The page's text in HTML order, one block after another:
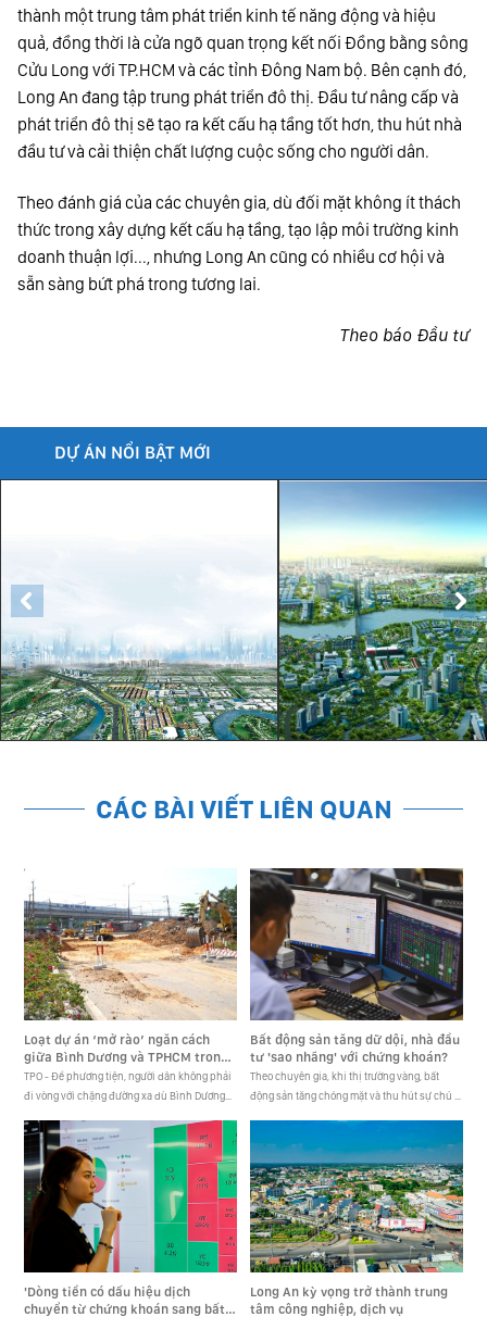
thành một trung tâm phát triển kinh tế năng động và hiệu
quả, đồng thời là cửa ngõ quan trọng kết nối Đồng bằng sông
Cửu Long với TP.HCM và các tỉnh Đông Nam bộ. Bên cạnh đó,
Long An đang tập trung phát triển đô thị. Đầu tư nâng cấp và
phát triển đô thị sẽ tạo ra kết cấu hạ tầng tốt hơn, thu hút nhà
đầu tư và cải thiện chất lượng cuộc sống cho người dân.
Theo đánh giá của các chuyên gia, dù đối mặt không ít thách
thức trong xây dựng kết cấu hạ tầng, tạo lập môi trường kinh
doanh thuận lợi..., nhưng Long An cũng có nhiều cơ hội và
sẵn sàng bứt phá trong tương lai.
Theo báo Đầu tư
DỰ ÁN NỔI BẬT MỚI
11.1.2022 11.1.2022
CÁC BÀI VIẾT LIÊN QUAN
Loạt dự án ‘mở rào’ ngăn cách
giữa Bình Dương và TPHCM trong
năm 2025
TPO - Để phương tiện, người dân không phải
đi vòng với chặng đường xa dù Bình Dương
này thống nhất phối hợp triển [...]
Bất động sản tăng dữ dội, nhà đầu
tư 'sao nhãng' với chứng khoán?
Theo chuyên gia, khi thị trường vàng, bất
động sản tăng chóng mặt và thu hút sự chú ý
'Dòng tiền có dấu hiệu dịch
chuyển từ chứng khoán sang bất
Long An kỳ vọng trở thành trung
tâm công nghiệp, dịch vụ